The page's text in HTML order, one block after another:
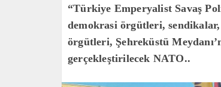
“Türkiye Emperyalist Savaş
demokrasi örgütleri,
örgütleri, Şehreküstü
gerçekleştirilecek NATO..